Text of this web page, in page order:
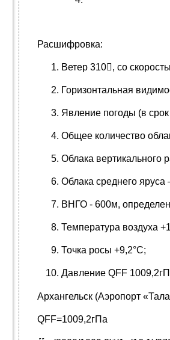
Расшифровка:
Ветер 310, со
Горизонтальная
Явление погоды (в
Общее количество
Облака вертикального
Облака среднего
ВНГО - 600м,
Температура воздуха
Точка росы +9,2°C;
Давление QFF
Архангельск (Аэропорт
QFF=1009,2гПа